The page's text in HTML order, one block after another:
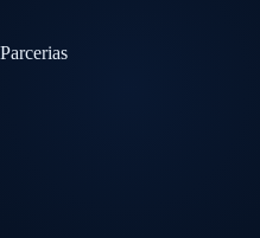
Parcerias